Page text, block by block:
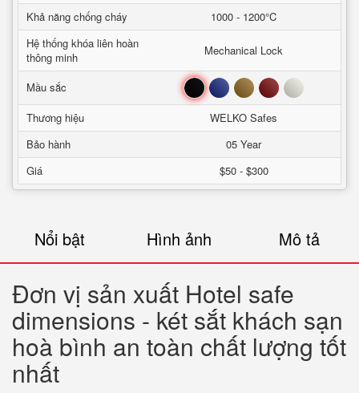
Khả năng chống cháy
1000 - 1200°C
Hệ thống khóa liên hoàn
thông minh
Mechanical Lock
Mầu sắc Đen Xanh Nâu Đỏ Trắng
Thương hiệu
WELKO Safes
Bảo hành
05 Year
Giá
$50 - $300
Nổi bật Hình ảnh Mô tả
Đơn vị sản xuất Hotel safe
dimensions - két sắt khách sạn
hoà bình an toàn chất lượng tốt
nhất